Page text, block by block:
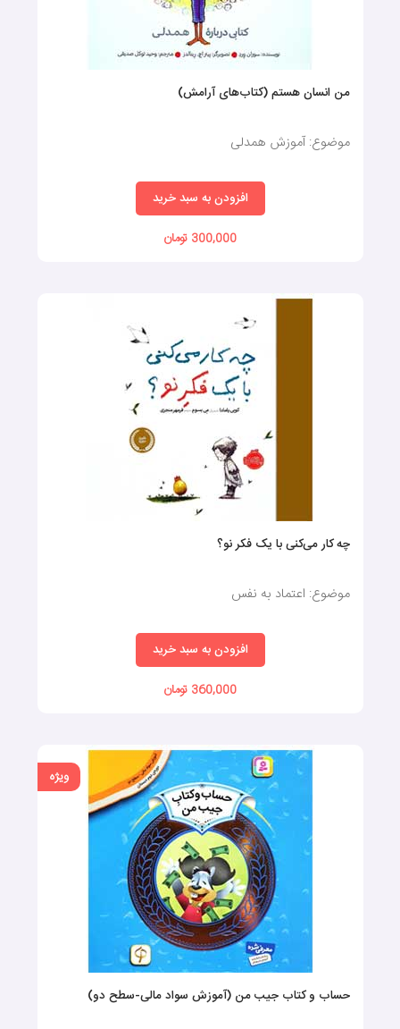
من انسان هستم (کتاب‌های آرامش)
موضوع: آموزش همدلی
افزودن به سبد خرید
300,000 تومان
چه کار می‌کنی با یک فکر نو؟
موضوع: اعتماد به نفس
افزودن به سبد خرید
360,000 تومان
ویژه
حساب و کتاب جیب من (آموزش سواد مالی-سطح دو)